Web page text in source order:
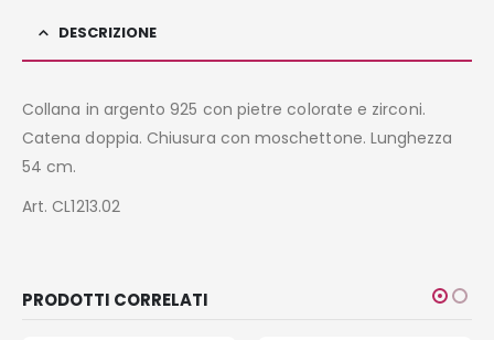
DESCRIZIONE
Collana in argento 925 con pietre colorate e zirconi.
Catena doppia. Chiusura con moschettone. Lunghezza
54 cm.
Art. CL1213.02
PRODOTTI CORRELATI